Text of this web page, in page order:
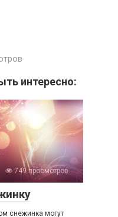
интересно:
749 просмотров
снежинка могут